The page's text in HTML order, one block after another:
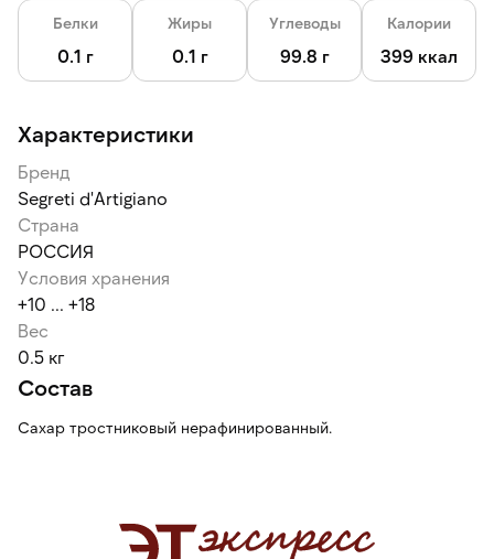
Белки
0.1 г
Жиры
0.1 г
Углеводы
99.8 г
Калории
399 ккал
Характеристики
Бренд
Segreti d'Аrtigiano
Страна
РОССИЯ
Условия хранения
+10 ... +18
Вес
0.5 кг
Состав
Сахар тростниковый нерафинированный.